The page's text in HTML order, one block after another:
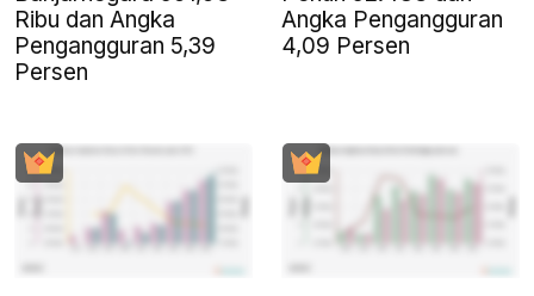
Ribu dan Angka
Pengangguran 5,39
Persen
Angka Pengangguran
4,09 Persen